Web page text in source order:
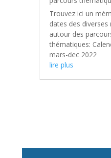
Trouvez ici un
dates des
autour des
thématiques:
mars-dec 2022
lire plus